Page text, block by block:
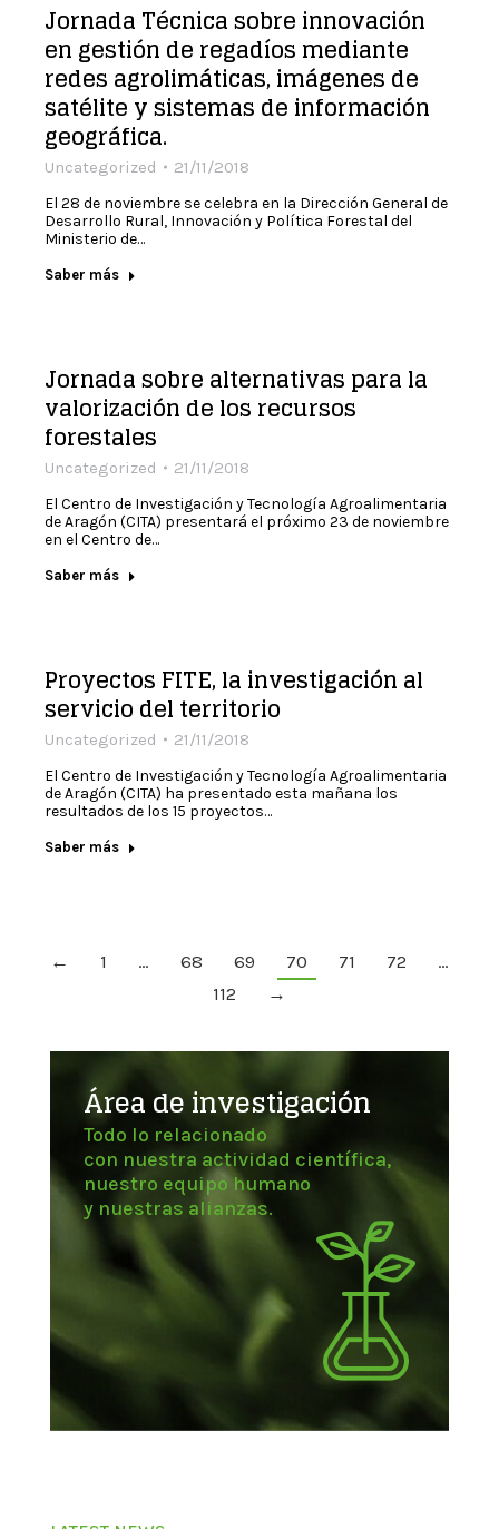
Jornada Técnica sobre innovación
en gestión de regadíos mediante
redes agrolimáticas, imágenes de
satélite y sistemas de información
geográfica.
Uncategorized 21/11/2018
El 28 de noviembre se celebra en la Dirección General de
Desarrollo Rural, Innovación y Política Forestal del
Ministerio de…
Saber más
Jornada sobre alternativas para la
valorización de los recursos
forestales
Uncategorized 21/11/2018
El Centro de Investigación y Tecnología Agroalimentaria
de Aragón (CITA) presentará el próximo 23 de noviembre
en el Centro de…
Saber más
Proyectos FITE, la investigación al
servicio del territorio
Uncategorized 21/11/2018
El Centro de Investigación y Tecnología Agroalimentaria
de Aragón (CITA) ha presentado esta mañana los
resultados de los 15 proyectos…
Saber más
← 1 … 68 69 70 71 72
…
112
→
Área de investigación
Todo lo relacionado
con nuestra actividad científica,
nuestro equipo humano
y nuestras alianzas.